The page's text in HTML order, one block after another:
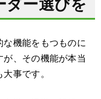
ダー選びを
機能をもつものに
、その機能が本当
事です。